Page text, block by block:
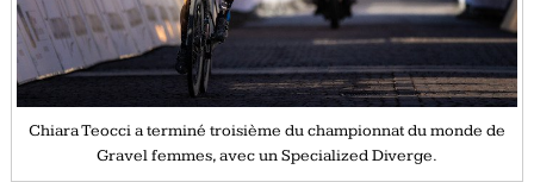
Chiara Teocci a terminé troisième du championnat du monde de
Gravel femmes, avec un Specialized Diverge.